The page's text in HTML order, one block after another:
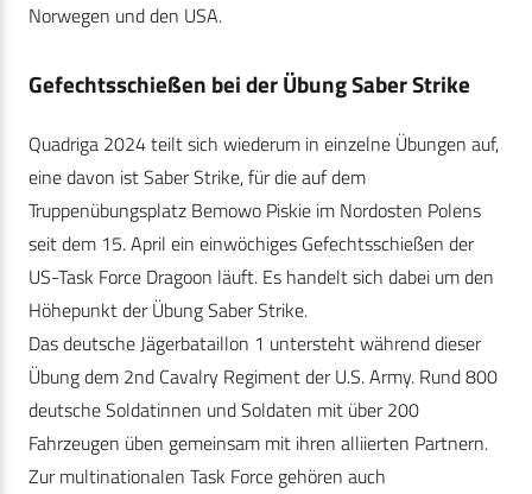
Norwegen und den USA.
Gefechtsschießen bei der Übung Saber Strike
Quadriga 2024 teilt sich wiederum in einzelne Übungen auf,
eine davon ist Saber Strike, für die auf dem
Truppenübungsplatz Bemowo Piskie im Nordosten Polens
seit dem 15. April ein einwöchiges Gefechtsschießen der
US-Task Force Dragoon läuft. Es handelt sich dabei um den
Höhepunkt der Übung Saber Strike.
Das deutsche Jägerbataillon 1 untersteht während dieser
Übung dem 2nd Cavalry Regiment der U.S. Army. Rund 800
deutsche Soldatinnen und Soldaten mit über 200
Fahrzeugen üben gemeinsam mit ihren alliierten Partnern.
Zur multinationalen Task Force gehören auch